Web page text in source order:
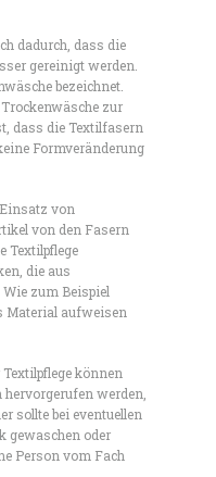
dadurch, dass die
gereinigt werden.
bezeichnet.
zur
dass die Textilfasern
Formveränderung
von
von den Fasern
Textilpflege
die aus
zum Beispiel
Material aufweisen
können
hervorgerufen werden,
sollte bei eventuellen
gewaschen oder
Person vom Fach